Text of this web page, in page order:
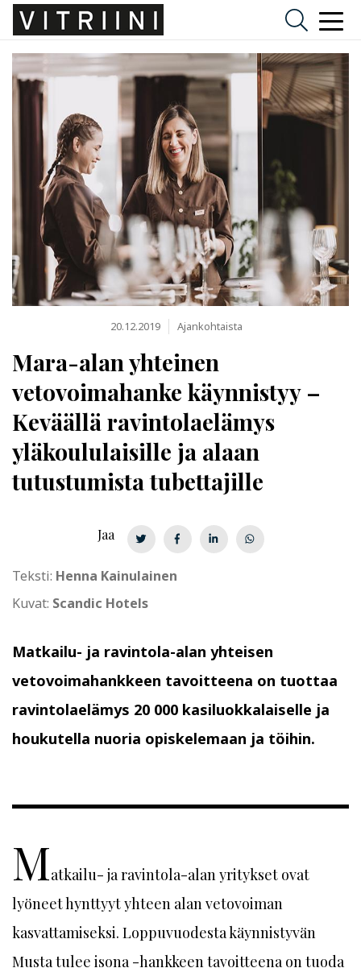
20.12.2019 Ajankohtaista
Mara-alan yhteinen
vetovoimahanke käynnistyy –
Keväällä ravintolaelämys
yläkoululaisille ja alaan
tutustumista tubettajille
Teksti: Henna Kainulainen
Kuvat: Scandic Hotels
Matkailu- ja ravintola-alan yhteisen
vetovoimahankkeen tavoitteena on tuottaa
ravintolaelämys 20 000 kasiluokkalaiselle ja
houkutella nuoria opiskelemaan ja töihin.
Jaa
Matkailu- ja ravintola-alan yritykset ovat
lyöneet hynttyyt yhteen alan vetovoiman
kasvattamiseksi. Loppuvuodesta käynnistyvän
Musta tulee isona -hankkeen tavoitteena on tuoda